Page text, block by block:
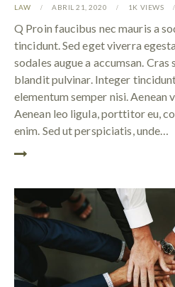
LAW ABRIL 21, 2020 1K VIEWS
Q Proin faucibus nec mauris a
tincidunt. Sed eget viverra
sodales augue a accumsan.
blandit pulvinar. Integer
elementum semper nisi. Aenean
Aenean leo ligula, porttitor eu,
enim. Sed ut perspiciatis, unde…